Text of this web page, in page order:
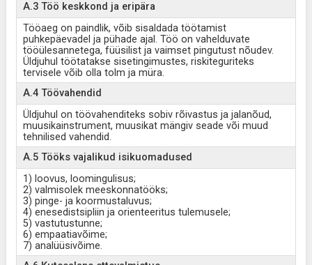
A.3 Töö keskkond ja eripära
Tööaeg on paindlik, võib sisaldada töötamist
puhkepäevadel ja pühade ajal. Töö on vahelduvate
tööülesannetega, füüsilist ja vaimset pingutust nõudev.
Üldjuhul töötatakse sisetingimustes, riskiteguriteks
tervisele võib olla tolm ja müra.
A.4 Töövahendid
Üldjuhul on töövahenditeks sobiv rõivastus ja jalanõud,
muusikainstrument, muusikat mängiv seade või muud
tehnilised vahendid.
A.5 Tööks vajalikud isikuomadused
1) loovus, loomingulisus;
2) valmisolek meeskonnatööks;
3) pinge- ja koormustaluvus;
4) enesedistsipliin ja orienteeritus tulemusele;
5) vastutustunne;
6) empaatiavõime;
7) analüüsivõime.